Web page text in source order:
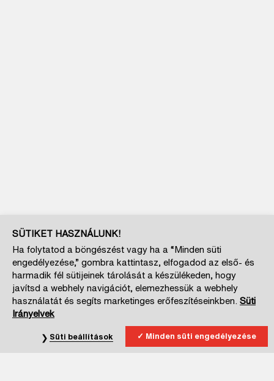
SÜTIKET HASZNÁLUNK!
Ha folytatod a böngészést vagy ha a “Minden süti
engedélyezése,” gombra kattintasz, elfogadod az első- és
harmadik fél sütijeinek tárolását a készülékeden, hogy
javítsd a webhely navigációt, elemezhessük a webhely
használatát és segíts marketinges erőfeszítéseinkben. Süti
Irányelvek
Minden süti engedélyezése
Süti beállítások